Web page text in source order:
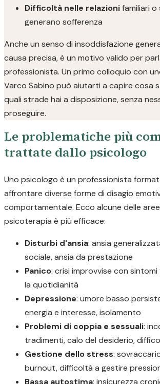
Difficoltà nelle relazionifamiliari o
generano sofferenza
Anche un senso di insoddisfazione
causa precisa, è un motivo valido per
professionista. Un primo colloquio con
Varco Sabino può aiutarti a capire cosa
quali strade hai a disposizione, senza
proseguire.
Le problematiche più
trattate dallo psicologo
Uno psicologo è un professionista
affrontare diverse forme di disagio
comportamentale. Ecco alcune delle
psicoterapia è più efficace:
Disturbi d'ansia: ansia
sociale, ansia da prestazione
Panico: crisi improvvise con
la quotidianità
Depressione: umore basso
energia e interesse, isolamento
Problemi di coppia e sessuali:
tradimenti, calo del desiderio,
Gestione dello stress:
burnout, difficoltà a gestire
Bassa autostima: insicurezza